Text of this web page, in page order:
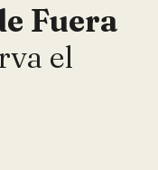
Fuera
el